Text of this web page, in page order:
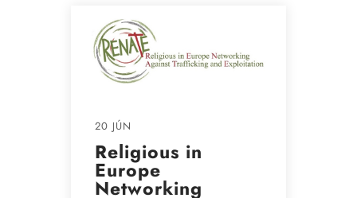
20 JÚN
Religious in
Europe
Networking